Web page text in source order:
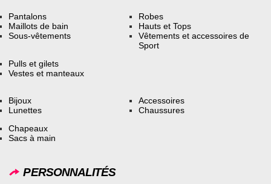
Pantalons
Maillots de bain
Sous-vêtements
Robes
Hauts et Tops
Vêtements et accessoires de
Sport
Pulls et gilets
Vestes et manteaux
Bijoux
Lunettes
Accessoires
Chaussures
Chapeaux
Sacs à main
PERSONNALITÉS